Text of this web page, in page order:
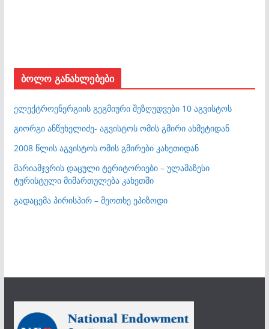
ბოლო განახლებები
ელექტროენერგიის გეგმიური შეზღუდვები 10 აგვისტოს
გიორგი ანწუხელიძე- აგვისტოს ომის გმირი ახმეტიდან
2008 წლის აგვისტოს ომის გმირები კახეთიდან
მარიამჯვრის დაცული ტერიტორიები – ულამაზესი
ტურისტული მიმართულება კახეთში
გადაცემა პირისპირ – მეოთხე ეპიზოდი